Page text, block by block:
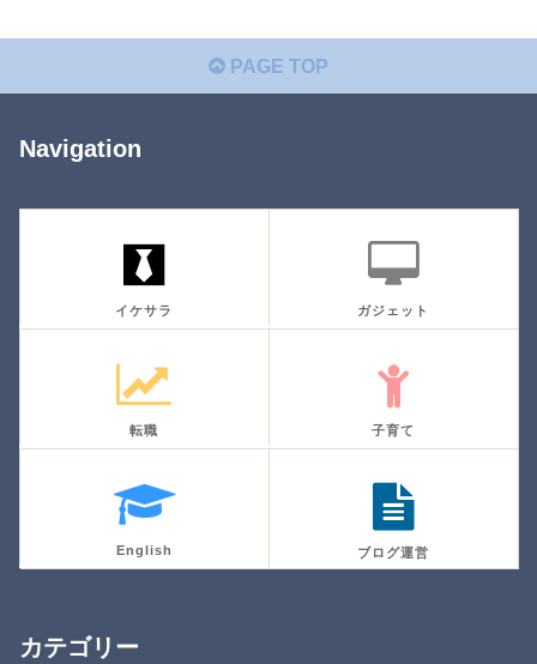
PAGE TOP
Navigation
イケサラ ガジェット
転職 子育て
English ブログ運営
カテゴリー